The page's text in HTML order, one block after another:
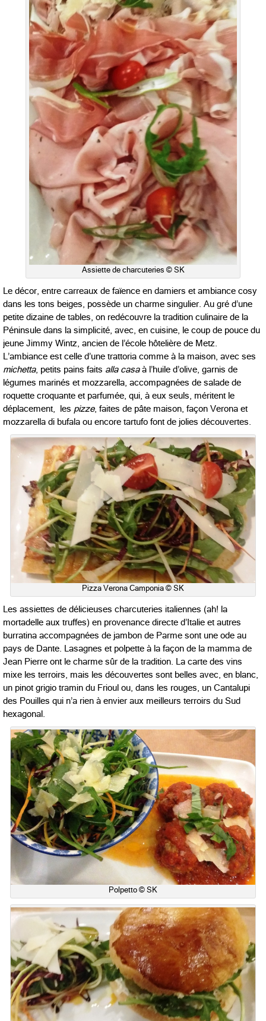
Assiette de charcuteries © SK
Le décor, entre carreaux de faïence en damiers et ambiance cosy
dans les tons beiges, possède un charme singulier. Au gré d’une
petite dizaine de tables, on redécouvre la tradition culinaire de la
Péninsule dans la simplicité, avec, en cuisine, le coup de pouce du
jeune Jimmy Wintz, ancien de l’école hôtelière de Metz.
L’ambiance est celle d’une trattoria comme à la maison, avec ses
michetta, petits pains faits alla casaà l’huile d’olive, garnis de
légumes marinés et mozzarella, accompagnées de salade de
roquette croquante et parfumée, qui, à eux seuls, méritent le
déplacement, les pizze, faites de pâte maison, façon Verona et
mozzarella di bufala ou encore tartufo font de jolies découvertes.
Pizza Verona Camponia © SK
Les assiettes de délicieuses charcuteries italiennes (ah! la
mortadelle aux truffes) en provenance directe d’Italie et autres
burratina accompagnées de jambon de Parme sont une ode au
pays de Dante. Lasagnes et polpette à la façon de la mamma de
Jean Pierre ont le charme sûr de la tradition. La carte des vins
mixe les terroirs, mais les découvertes sont belles avec, en blanc,
un pinot grigio tramin du Frioul ou, dans les rouges, un Cantalupi
des Pouilles qui n’a rien à envier aux meilleurs terroirs du Sud
hexagonal.
Polpetto © SK